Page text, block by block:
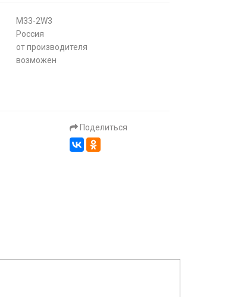
M33-2W3
Россия
от производителя
возможен
Поделиться